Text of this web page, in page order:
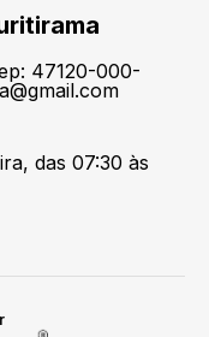
47120-000-
das 07:30 às